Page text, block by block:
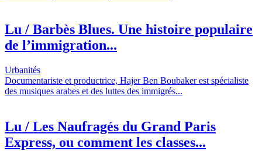
Lu / Barbès Blues. Une histoire populaire
de l’immigration...
Urbanités
Documentariste et productrice, Hajer Ben Boubaker est spécialiste
des musiques arabes et des luttes des immigrés...
Lu / Les Naufragés du Grand Paris
Express, ou comment les classes...